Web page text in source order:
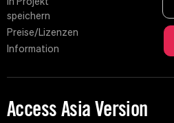
speichern
Preise/Lizenzen
Information
Access Asia Version